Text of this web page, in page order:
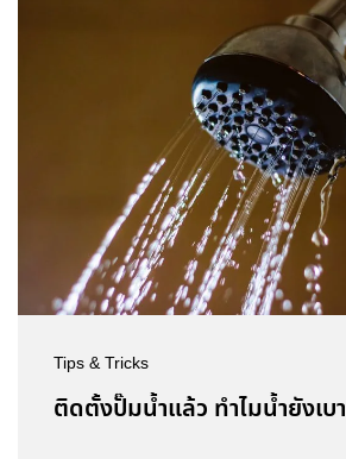
Tips & Tricks
ติดตั้งปั๊มน้ำแล้ว ทำไมน้ำยังเบา